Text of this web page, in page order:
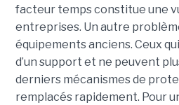
facteur temps constitue une
entreprises. Un autre
équipements anciens. Ceux
d’un support et ne peuvent
derniers mécanismes de
remplacés rapidement. Pour